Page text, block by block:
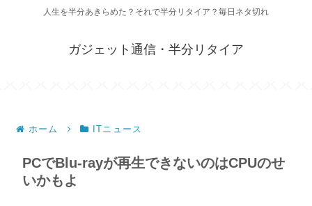
人生を半分あきらめた？それで半分リタイア？毎日ネタ切れ
ガジェット通信・半分リタイア
ホーム ITニュース
PCでBlu-rayが再生できないのはCPUのせ
いかもよ